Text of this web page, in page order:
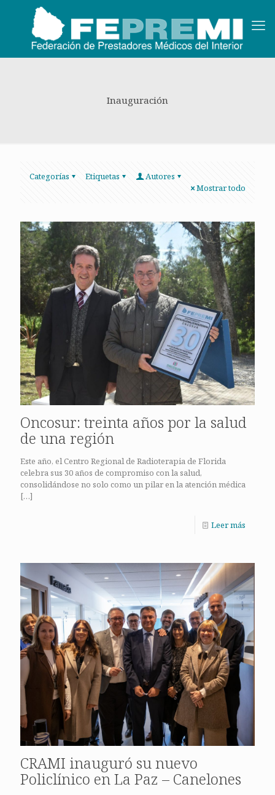
Inauguración
Categorías Etiquetas
Autores
Mostrar todo
Oncosur: treinta años por la salud
de una región
Este año, el Centro Regional de Radioterapia de Florida
celebra sus 30 años de compromiso con la salud,
consolidándose no solo como un pilar en la atención médica
[…]
Leer más
CRAMI inauguró su nuevo
Policlínico en La Paz – Canelones